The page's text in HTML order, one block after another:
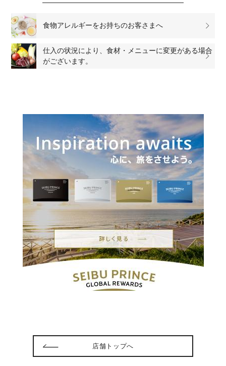
食物アレルギーをお持ちのお客さまへ
仕入の状況により、食材・メニューに変更がある場合
がございます。
店舗トップへ